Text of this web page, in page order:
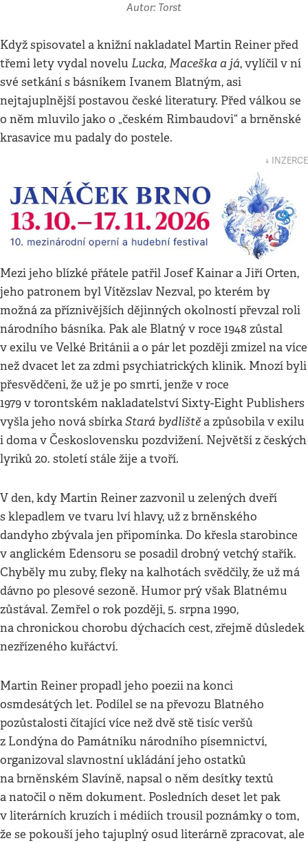
Autor: Torst
Když spisovatel a knižní nakladatel Martin Reiner před
třemi lety vydal novelu Lucka, Maceška a já, vylíčil v ní
své setkání s básníkem Ivanem Blatným, asi
nejtajuplnější postavou české literatury. Před válkou se
o něm mluvilo jako o „českém Rimbaudovi“ a brněnské
krasavice mu padaly do postele.
↓ INZERCE
Mezi jeho blízké přátele patřil Josef Kainar a Jiří Orten,
jeho patronem byl Vítězslav Nezval, po kterém by
možná za příznivějších dějinných okolností převzal roli
národního básníka. Pak ale Blatný v roce 1948 zůstal
v exilu ve Velké Británii a o pár let později zmizel na více
než dvacet let za zdmi psychiatrických klinik. Mnozí byli
přesvědčeni, že už je po smrti, jenže v roce
1979 v torontském nakladatelství Sixty-Eight Publishers
vyšla jeho nová sbírkaStará bydlištěa způsobila v exilu
i doma v Československu pozdvižení. Největší z českých
lyriků 20. století stále žije a tvoří.
V den, kdy Martin Reiner zazvonil u zelených dveří
s klepadlem ve tvaru lví hlavy, už z brněnského
dandyho zbývala jen připomínka. Do křesla starobince
v anglickém Edensoru se posadil drobný vetchý stařík.
Chyběly mu zuby, fleky na kalhotách svědčily, že už má
dávno po plesové sezoně. Humor prý však Blatnému
zůstával. Zemřel o rok později, 5. srpna 1990,
na chronickou chorobu dýchacích cest, zřejmě důsledek
nezřízeného kuřáctví.
Martin Reiner propadl jeho poezii na konci
osmdesátých let. Podílel se na převozu Blatného
pozůstalosti čítající více než dvě stě tisíc veršů
z Londýna do Památníku národního písemnictví,
organizoval slavnostní ukládání jeho ostatků
na brněnském Slavíně, napsal o něm desítky textů
a natočil o něm dokument. Posledních deset let pak
v literárních kruzích i médiích trousil poznámky o tom,
že se pokouší jeho tajuplný osud literárně zpracovat, ale